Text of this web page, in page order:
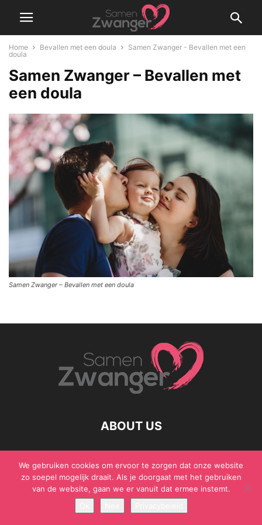
Home Bevallen met een doula
Samen Zwanger - Bevallen met een
doula
Samen Zwanger – Bevallen met
een doula
Samen Zwanger – Bevallen met een doula
ABOUT US
© Samen Zwanger - Copyright - Gericht Media 2017 - 2021
We gebruiken cookies om ervoor te zorgen dat onze website
zo soepel mogelijk draait. Als je doorgaat met het gebruiken
van de website, gaan we er vanuit dat ermee instemt.